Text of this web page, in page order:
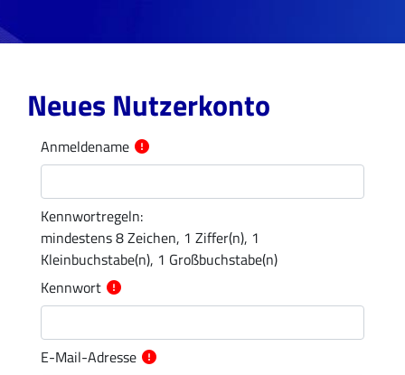
Neues Nutzerkonto
Anmeldename
Kennwortregeln:
mindestens 8 Zeichen, 1 Ziffer(n), 1
Kleinbuchstabe(n), 1 Großbuchstabe(n)
Kennwort
E-Mail-Adresse